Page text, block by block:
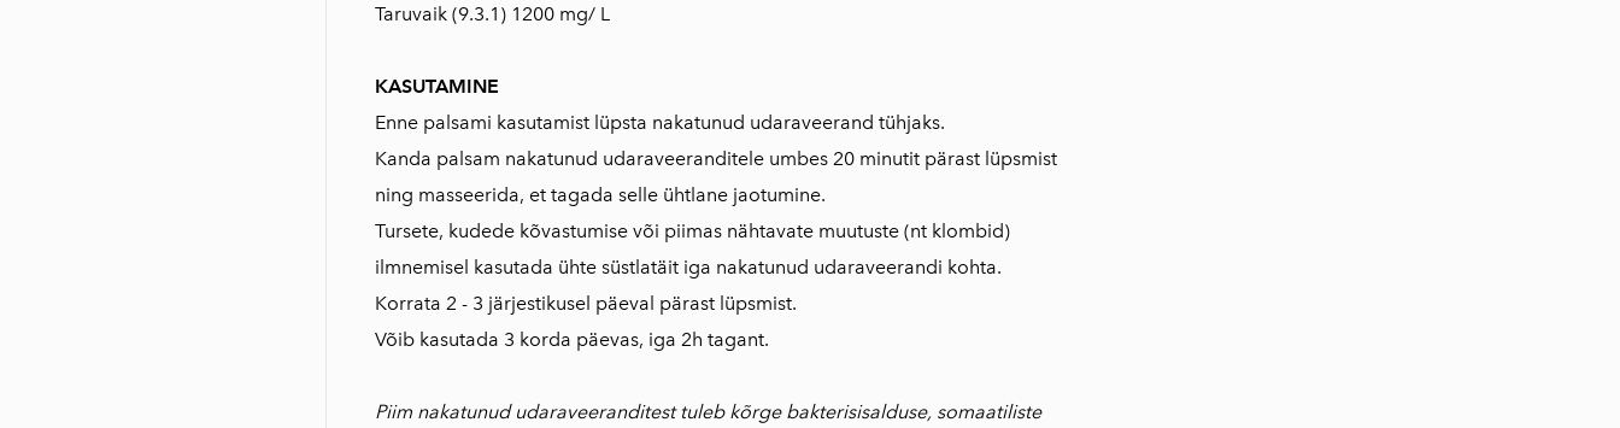
Taruvaik (9.3.1) 1200 mg/ L
KASUTAMINE
Enne palsami kasutamist lüpsta nakatunud udaraveerand tühjaks.
Kanda palsam nakatunud udaraveeranditele umbes 20 minutit pärast lüpsmist
ning masseerida, et tagada selle ühtlane jaotumine.
Tursete, kudede kõvastumise või piimas nähtavate muutuste (nt klombid)
ilmnemisel kasutada ühte süstlatäit iga nakatunud udaraveerandi kohta.
Korrata 2 - 3 järjestikusel päeval pärast lüpsmist.
Võib kasutada 3 korda päevas, iga 2h tagant.
Piim nakatunud udaraveeranditest tuleb kõrge bakterisisalduse, somaatiliste